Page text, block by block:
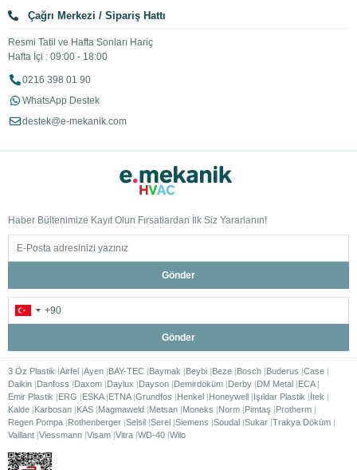
Çağrı Merkezi / Sipariş Hattı
Resmi Tatil ve Hafta Sonları Hariç
Hafta İçi : 09:00 - 18:00
0216 398 01 90
WhatsApp Destek
destek@e-mekanik.com
Haber Bültenimize Kayıt Olun Fırsatlardan İlk Siz Yararlanın!
Gönder
Gönder
3 Öz Plastik Airfel Ayen BAY-TEC Baymak Beybi Beze Bosch Buderus Case
Daikin Danfoss Daxom Daylux Dayson Demirdöküm Derby DM Metal ECA
Emir Plastik
ERG ESKA ETNA Grundfos Henkel Honeywell Işıldar Plastik
İtek
Kalde Karbosan KAS Magmaweld Metsan Moneks Norm Pimtaş
Protherm
Regen Pompa Rothenberger Selsil Serel Siemens Soudal Sukar Trakya Döküm
Vaillant Viessmann Visam Vitra WD-40 Wilo